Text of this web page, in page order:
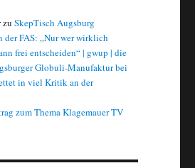
zuSkepTisch Augsburg
der FAS: „Nur wer wirklich
frei entscheiden“ | gwup | die
Globuli-Manufaktur bei
in viel Kritik an der
zum Thema Klagemauer TV